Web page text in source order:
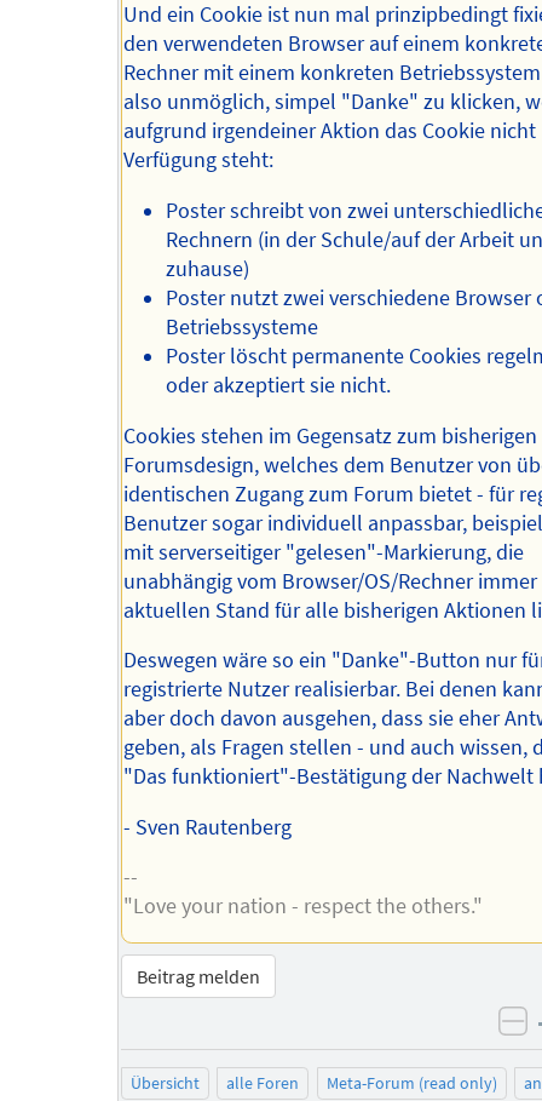
Und ein Cookie ist nun mal prinzipbedingt
den verwendeten Browser auf einem
Rechner mit einem konkreten
also unmöglich, simpel "Danke" zu klicken,
aufgrund irgendeiner Aktion das Cookie
Verfügung steht:
Poster schreibt von zwei
Rechnern (in der Schule/auf der Arbeit
zuhause)
Poster nutzt zwei verschiedene Browser
Betriebssysteme
Poster löscht permanente Cookies
oder akzeptiert sie nicht.
Cookies stehen im Gegensatz zum bisherigen
Forumsdesign, welches dem Benutzer von
identischen Zugang zum Forum bietet - für
Benutzer sogar individuell anpassbar,
mit serverseitiger "gelesen"-Markierung, die
unabhängig vom Browser/OS/Rechner
aktuellen Stand für alle bisherigen Aktionen
Deswegen wäre so ein "Danke"-Button nur
registrierte Nutzer realisierbar. Bei denen
aber doch davon ausgehen, dass sie eher
geben, als Fragen stellen - und auch wissen,
"Das funktioniert"-Bestätigung der Nachwelt
- Sven Rautenberg
--
"Love your nation - respect the others."
Beitrag melden
Übersicht alle Foren Meta-Forum (read only)